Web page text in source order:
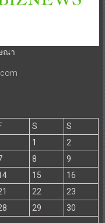
ณา
S
S
1
2
8
9
15
16
22
23
29
30